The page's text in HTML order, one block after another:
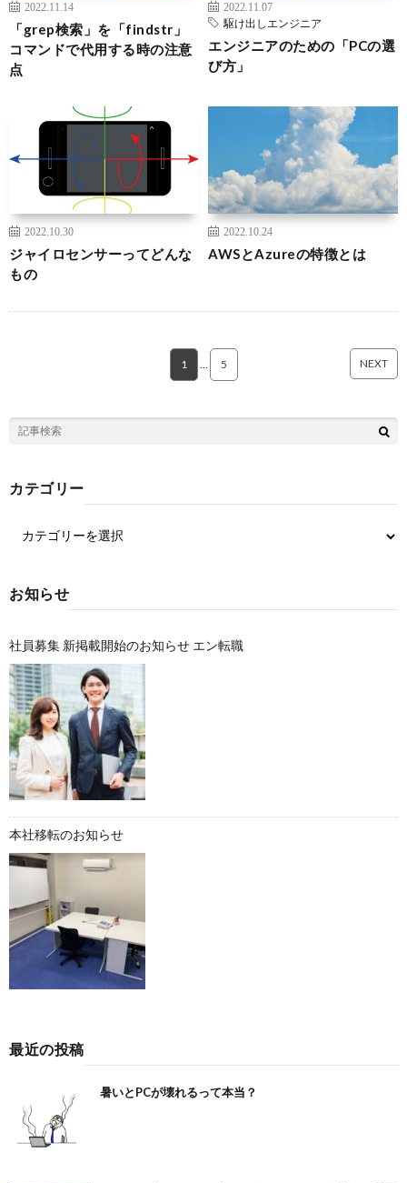
2022.11.14
「grep検索」を「findstr」
コマンドで代用する時の注意
点
2022.11.07
駆け出しエンジニア
エンジニアのための「PCの選
び方」
2022.10.30
ジャイロセンサーってどんな
もの
2022.10.24
AWSとAzureの特徴とは
1 5 NEXT
カテゴリー
お知らせ
社員募集 新掲載開始のお知らせ エン転職
本社移転のお知らせ
最近の投稿
暑いとPCが壊れるって本当？